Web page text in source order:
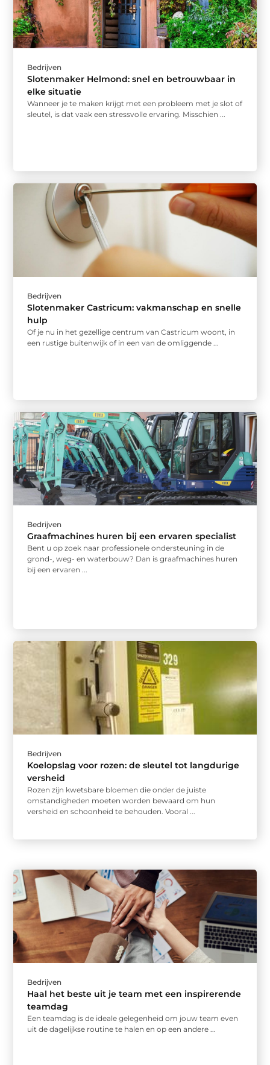
Bedrijven
Slotenmaker Helmond: snel en betrouwbaar in
elke situatie
Wanneer je te maken krijgt met een probleem met je slot of
sleutel, is dat vaak een stressvolle ervaring. Misschien ...
Bedrijven
Slotenmaker Castricum: vakmanschap en snelle
hulp
Of je nu in het gezellige centrum van Castricum woont, in
een rustige buitenwijk of in een van de omliggende ...
Bedrijven
Graafmachines huren bij een ervaren specialist
Bent u op zoek naar professionele ondersteuning in de
grond-, weg- en waterbouw? Dan is graafmachines huren
bij een ervaren ...
Bedrijven
Koelopslag voor rozen: de sleutel tot langdurige
versheid
Rozen zijn kwetsbare bloemen die onder de juiste
omstandigheden moeten worden bewaard om hun
versheid en schoonheid te behouden. Vooral ...
Bedrijven
Haal het beste uit je team met een inspirerende
teamdag
Een teamdag is de ideale gelegenheid om jouw team even
uit de dagelijkse routine te halen en op een andere ...